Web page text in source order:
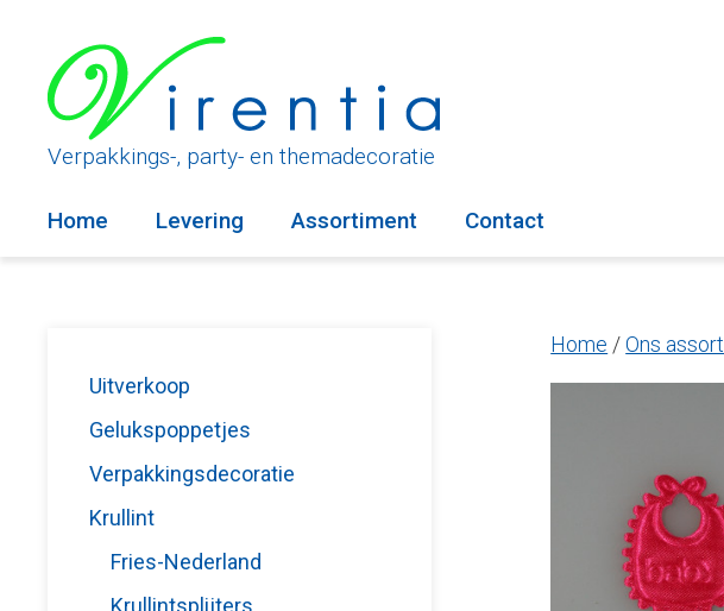
inhoudVerpakkings-, party- en themadecoratie
Home Levering Assortiment Contact
Home /Ons
Uitverkoop
Gelukspoppetjes
Verpakkingsdecoratie
Krullint
Fries-Nederland
Krullintsplijters